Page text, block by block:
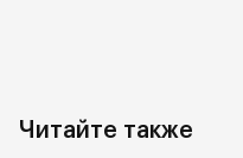
Читайте также